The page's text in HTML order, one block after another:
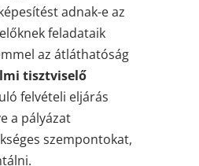
adnak-e az
feladataik
az átláthatóság
tisztviselő
felvételi eljárás
a pályázat
szempontokat,